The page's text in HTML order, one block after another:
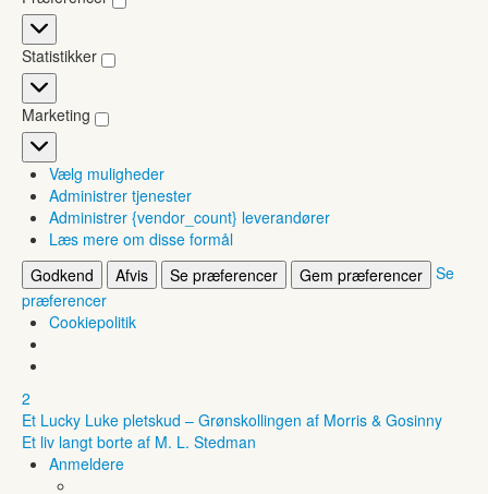
Præferencer
Statistikker
Statistikker
Marketing
Marketing
Vælg muligheder
Administrer tjenester
Administrer {vendor_count} leverandører
Læs mere om disse formål
Godkend
Afvis Se præferencer Gem præferencer Se
præferencer
Cookiepolitik
2
Et Lucky Luke pletskud – Grønskollingen af Morris & Gosinny
Et liv langt borte af M. L. Stedman
Anmeldere